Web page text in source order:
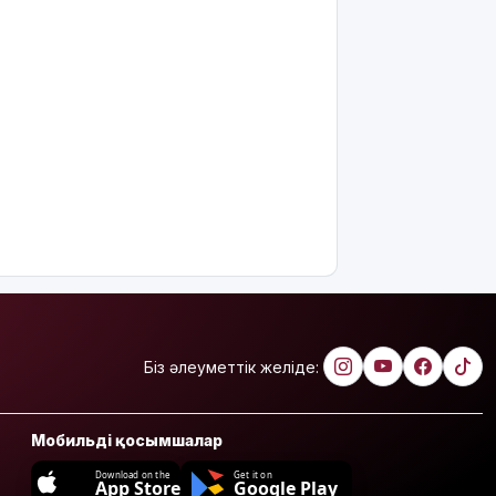
Біз әлеуметтік желіде:
Мобильді қосымшалар
Download on the
App Store
Get it on
Google Play